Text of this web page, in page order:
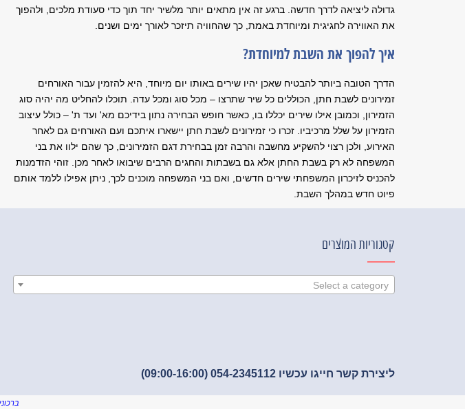
גדולה ליציאה לדרך חדשה. ברגע זה אין מתאים יותר מלשיר יחד תוך כדי סעודת מלכים, ולהפוך
את האווירה לחגיגית ומיוחדת באמת, כך שהחוויה תיזכר לאורך ימים ושנים.
איך להפוך את השבת למיוחדת?
הדרך הטובה ביותר להבטיח שאכן יהיו שירים באותו יום מיוחד, היא להזמין עבור האורחים
זמירונים לשבת חתן, הכוללים כל שיר שתרצו – מכל סוג ומכל עדה. תוכלו להחליט מה יהיה סוג
הזמירון, וכמובן אילו שירים יכללו בו, כאשר חופש הבחירה נתון בידיכם מא' ועד ת' – כולל עיצוב
הזמירון על שלל מרכיביו. זכרו כי זמירונים לשבת חתן יישארו איתכם ועם האורחים גם לאחר
האירוע, ולכן רצוי להשקיע מחשבה והרבה זמן בבחירת דגם הזמירונים, כך שהם ילוו את בני
המשפחה לא רק בשבת החתן אלא גם בשבתות והחגים הרבים שיבואו לאחר מכן. זוהי הזדמנות
להכניס לזיכרון המשפחתי שירים חדשים, ואם בני המשפחה מוכנים לכך, ניתן אפילו ללמד אותם
פיוט חדש במהלך השבת.
קטגוריות המוצרים
Select a category
ליצירת קשר חייגו עכשיו 054-2345112 (09:00-16:00)